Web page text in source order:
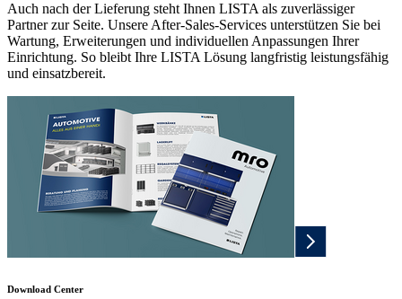
Auch nach der Lieferung steht Ihnen LISTA als zuverlässiger
Partner zur Seite. Unsere After-Sales-Services unterstützen Sie bei
Wartung, Erweiterungen und individuellen Anpassungen Ihrer
Einrichtung. So bleibt Ihre LISTA Lösung langfristig leistungsfähig
und einsatzbereit.
Download Center